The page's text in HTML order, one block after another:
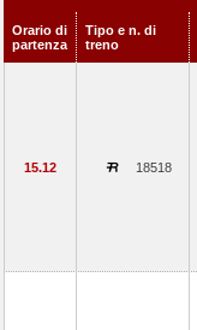
Orario di
partenza
Tipo e n. di
treno
15.12 18518